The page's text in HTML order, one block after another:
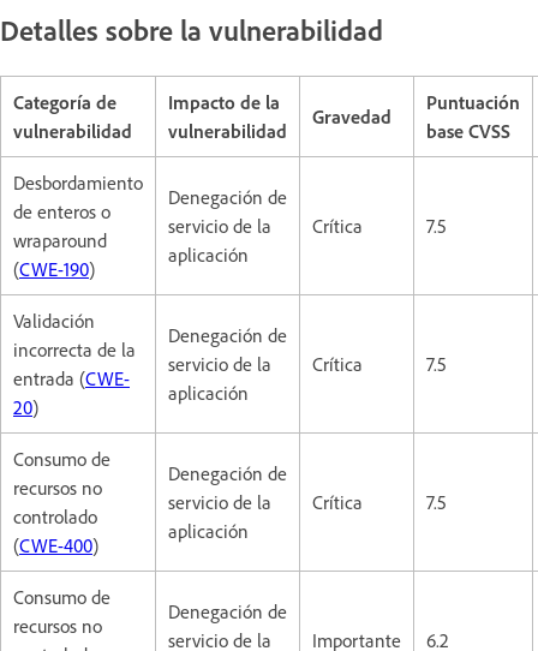
Detalles sobre la vulnerabilidad
Categoría de
vulnerabilidad
Impacto de la
vulnerabilidad
Gravedad
Puntuación
base CVSS
Desbordamiento
de enteros o
wraparound
(CWE-190)
Denegación de
servicio de la
aplicación
Crítica 7.5
Validación
incorrecta de la
entrada (CWE-
20)
Denegación de
servicio de la
aplicación
Crítica 7.5
Consumo de
recursos no
controlado
(CWE-400)
Denegación de
servicio de la
aplicación
Crítica 7.5
Consumo de
recursos no
Denegación de
servicio de la
Importante 6.2